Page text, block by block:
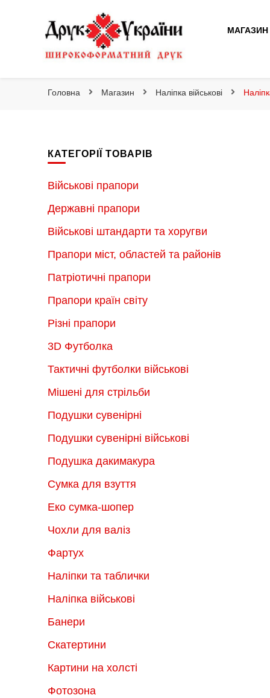
Друк України
МАГАЗИН
Головна Магазин Наліпка військові
КАТЕГОРІЇ ТОВАРІВ
Військові прапори
Державні прапори
Військові штандарти та хоругви
Прапори міст, областей та районів
Патріотичні прапори
Прапори країн світу
Різні прапори
3D Футболка
Тактичні футболки військові
Мішені для стрільби
Подушки сувенірні
Подушки сувенірні військові
Подушка дакимакура
Сумка для взуття
Еко сумка-шопер
Чохли для валіз
Фартух
Наліпки та таблички
Наліпка військові
Банери
Скатертини
Картини на холсті
Фотозона